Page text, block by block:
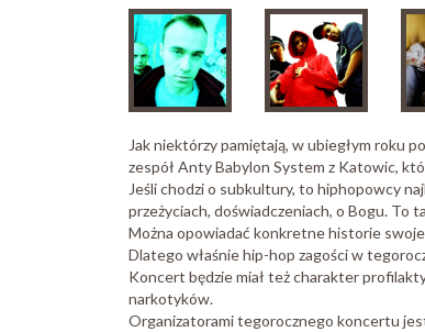
Jak niektórzy pamiętają, w ubiegłym roku
zespół Anty Babylon System z Katowic,
Jeśli chodzi o subkultury, to hiphopowcy
przeżyciach, doświadczeniach, o Bogu. To
Można opowiadać konkretne historie
Dlatego właśnie hip-hop zagości w
Koncert będzie miał też charakter
narkotyków.
Organizatorami tegorocznego koncertu